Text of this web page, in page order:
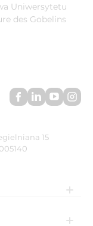
Uniwersytetu
des Gobelins
15